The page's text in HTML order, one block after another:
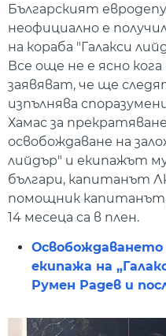
Българският
неофициално е
на кораба "Галакси
Все още не е ясно
заявяват, че ще
изпълнява
Хамас за
освобождаване на
лийдър" и екипажът
българи, капитанът
помощник капитанът
14 месеца са в плен.
екипажа на
Румен Радев и